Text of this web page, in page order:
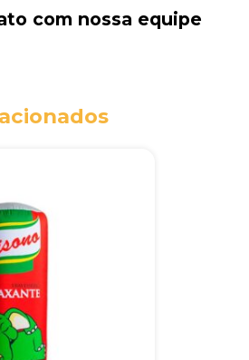
com nossa equipe